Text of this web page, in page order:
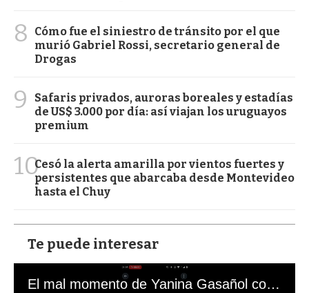
8
Cómo fue el siniestro de tránsito por el que
murió Gabriel Rossi, secretario general de
Drogas
9
Safaris privados, auroras boreales y estadías
de US$ 3.000 por día: así viajan los uruguayos
premium
10Cesó la alerta amarilla por vientos fuertes y
persistentes que abarcaba desde Montevideo
hasta el Chuy
Te puede interesar
El mal momento de Yanina Gasañol con un hincha argentino en "Subrayado"